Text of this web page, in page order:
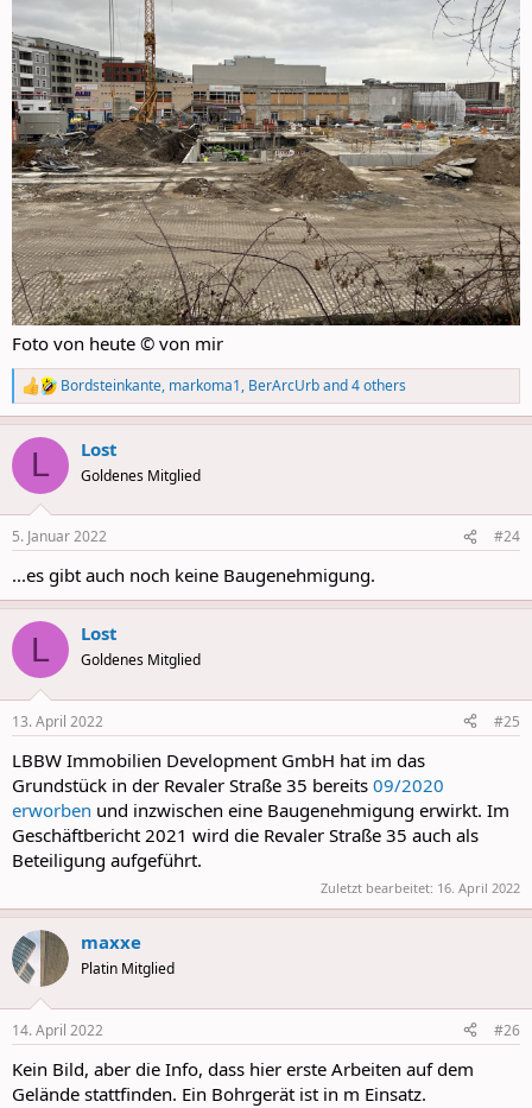
Foto von heute © von mir
R
e
a
c
i
s
Bordsteinkante, markoma1, BerArcUrband 4 others
L Lost
Goldenes Mitglied
5. Januar 2022 #24
...es gibt auch noch keine Baugenehmigung.
L Lost
Goldenes Mitglied
13. April 2022 #25
LBBW Immobilien Development GmbH hat im das
Grundstück in der Revaler Straße 35 bereits 09/2020
erworben und inzwischen eine Baugenehmigung erwirkt. Im
Geschäftbericht 2021 wird die Revaler Straße 35 auch als
Beteiligung aufgeführt.
Zuletzt bearbeitet: 16. April 2022
maxxe
Platin Mitglied
14. April 2022 #26
Kein Bild, aber die Info, dass hier erste Arbeiten auf dem
Gelände stattfinden. Ein Bohrgerät ist in m Einsatz.